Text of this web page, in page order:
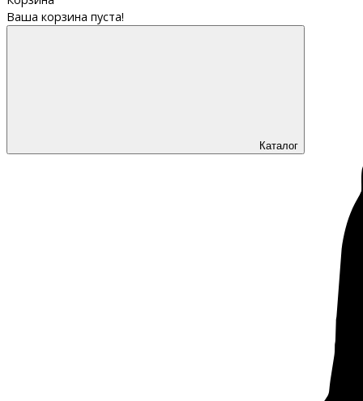
Ваша корзина пуста!
Каталог